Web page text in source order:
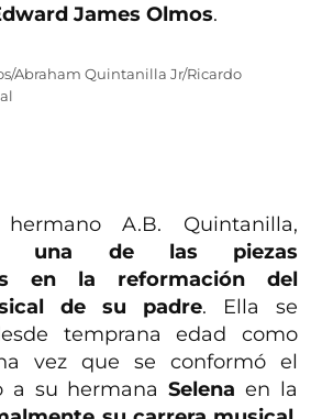
James Olmos.
Abraham Quintanilla Jr/Ricardo
A.B. Quintanilla,
una de las piezas
en la reformación del
de su padre. Ella se
temprana edad como
vez que se conformó el
a su hermanaSelena en la